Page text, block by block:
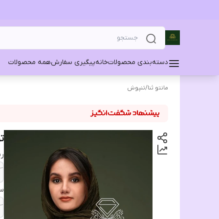
دسته‌بندی محصولاتخانهپیگیری سفارشهمه محصولات
مانتو ثنا/تنپوش